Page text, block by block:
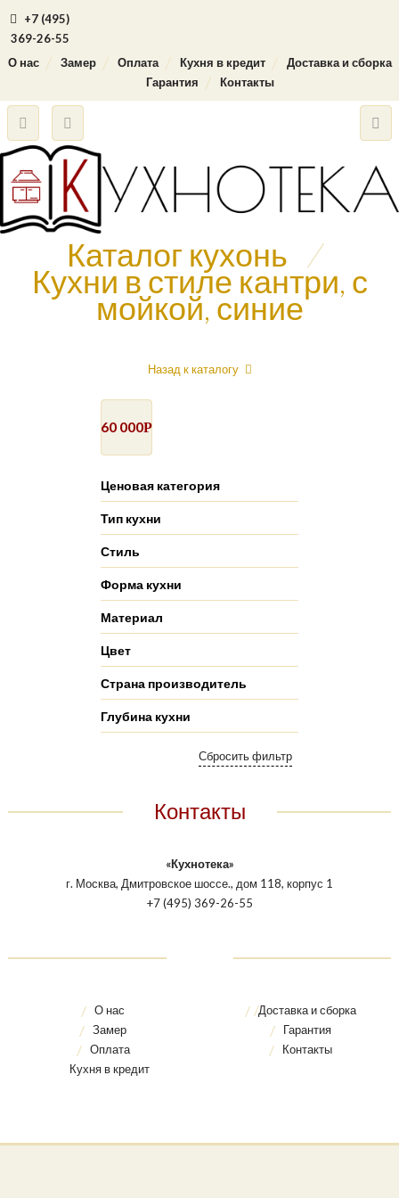
+7 (495)
369-26-55
О нас
Замер Оплата Кухня в кредит
Доставка и сборка
Гарантия
Контакты
Каталог кухонь /
Кухни в стиле кантри, с
мойкой, синие
Назад к каталогу
60 000Р
Ценовая категория
Тип кухни
Стиль
Форма кухни
Материал
Цвет
Страна производитель
Глубина кухни
Контакты
«Кухнотека»
г. Москва, Дмитровское шоссе., дом 118, корпус 1
+7 (495) 369-26-55
О нас
Замер
Оплата
Кухня в кредит
Доставка и сборка
Гарантия
Контакты